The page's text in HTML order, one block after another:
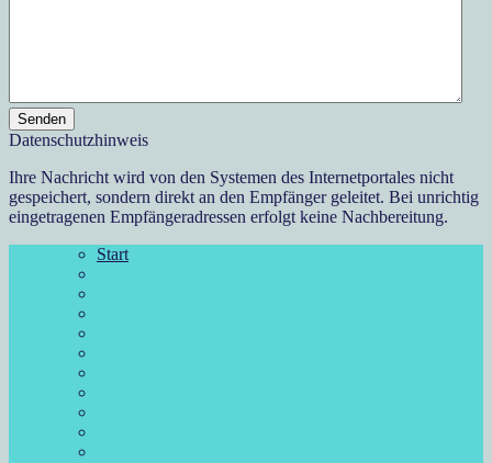
Senden
Datenschutzhinweis
Ihre Nachricht wird von den Systemen des Internetportales nicht
gespeichert, sondern direkt an den Empfänger geleitet. Bei unrichtig
eingetragenen Empfängeradressen erfolgt keine Nachbereitung.
Start